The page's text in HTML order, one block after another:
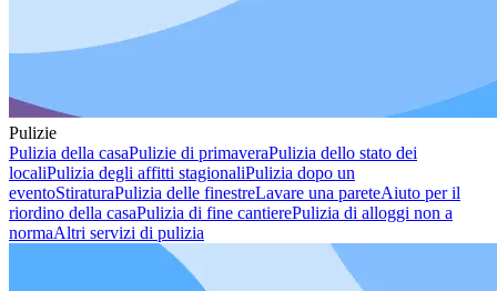
Pulizie
Pulizia della casaPulizie di primaveraPulizia dello stato dei
localiPulizia degli affitti stagionaliPulizia dopo un
eventoStiraturaPulizia delle finestreLavare una pareteAiuto per il
riordino della casaPulizia di fine cantierePulizia di alloggi non a
normaAltri servizi di pulizia